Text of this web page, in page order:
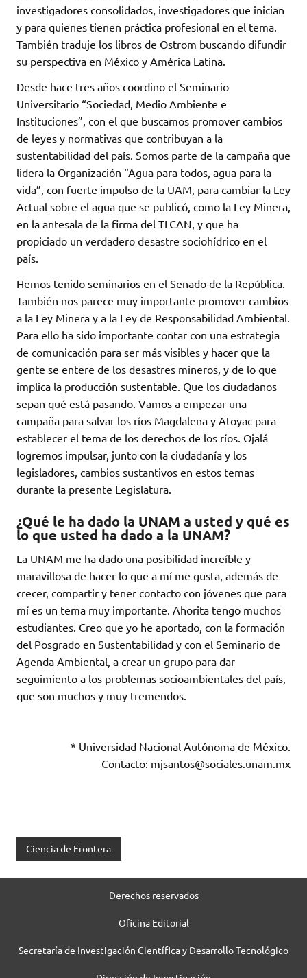
investigadores consolidados, investigadores que inician
y para quienes tienen práctica profesional en el tema.
También traduje los libros de Ostrom buscando difundir
su perspectiva en México y América Latina.
Desde hace tres años coordino el Seminario
Universitario “Sociedad, Medio Ambiente e
Instituciones”, con el que buscamos promover cambios
de leyes y normativas que contribuyan a la
sustentabilidad del país. Somos parte de la campaña que
lidera la Organización “Agua para todos, agua para la
vida”, con fuerte impulso de la UAM, para cambiar la Ley
Actual sobre el agua que se publicó, como la Ley Minera,
en la antesala de la firma del TLCAN, y que ha
propiciado un verdadero desastre sociohídrico en el
país.
Hemos tenido seminarios en el Senado de la República.
También nos parece muy importante promover cambios
a la Ley Minera y a la Ley de Responsabilidad Ambiental.
Para ello ha sido importante contar con una estrategia
de comunicación para ser más visibles y hacer que la
gente se entere de los desastres mineros, y de lo que
implica la producción sustentable. Que los ciudadanos
sepan qué está pasando. Vamos a empezar una
campaña para salvar los ríos Magdalena y Atoyac para
establecer el tema de los derechos de los ríos. Ojalá
logremos impulsar, junto con la ciudadanía y los
legisladores, cambios sustantivos en estos temas
durante la presente Legislatura.
¿Qué le ha dado la UNAM a usted y qué es
lo que usted ha dado a la UNAM?
La UNAM me ha dado una posibilidad increíble y
maravillosa de hacer lo que a mí me gusta, además de
crecer, compartir y tener contacto con jóvenes que para
mí es un tema muy importante. Ahorita tengo muchos
estudiantes. Creo que yo he aportado, con la formación
del Posgrado en Sustentabilidad y con el Seminario de
Agenda Ambiental, a crear un grupo para dar
seguimiento a los problemas socioambientales del país,
que son muchos y muy tremendos.
* Universidad Nacional Autónoma de México.
Contacto: mjsantos@sociales.unam.mx
Ciencia de Frontera
Derechos reservados
Oficina Editorial
Secretaría de Investigación Científica y Desarrollo Tecnológico